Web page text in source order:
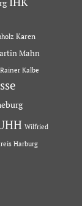
Karen
Mahn
Rainer Kalbe
Wilfried
Harburg